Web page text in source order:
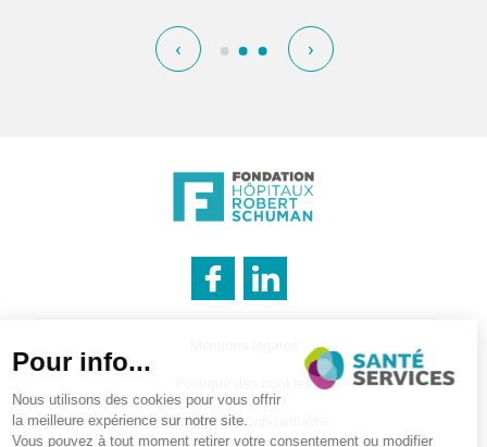
‹ ›
Politique des cookies
Politique de confidentialité